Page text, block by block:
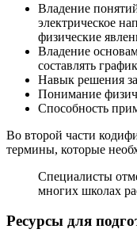
Владение
электрическое
физические
Владение
составлять
Навык решения
Понимание
Способность
Во второй части
термины, которые
Специалисты
многих школах
Ресурсы для